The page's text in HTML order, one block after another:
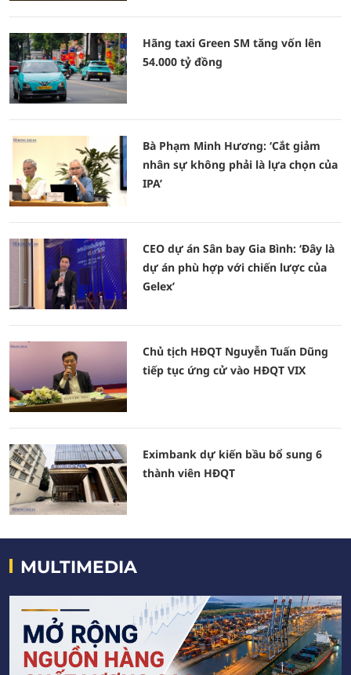
Hãng taxi Green SM tăng vốn lên
54.000 tỷ đồng
Bà Phạm Minh Hương: ‘Cắt giảm
nhân sự không phải là lựa chọn của
IPA’
CEO dự án Sân bay Gia Bình: ‘Đây là
dự án phù hợp với chiến lược của
Gelex’
Chủ tịch HĐQT Nguyễn Tuấn Dũng
tiếp tục ứng cử vào HĐQT VIX
Eximbank dự kiến bầu bổ sung 6
thành viên HĐQT
MULTIMEDIA